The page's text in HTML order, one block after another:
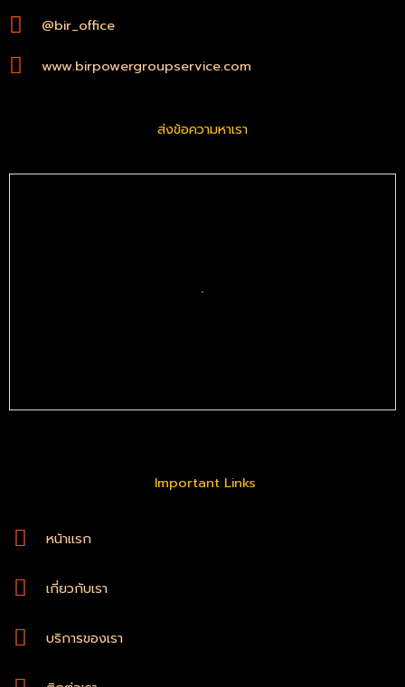
@bir_office
www.birpowergroupservice.com
ส่งข้อความหาเรา
Important Links
หน้าแรก
เกี่ยวกับเรา
บริการของเรา